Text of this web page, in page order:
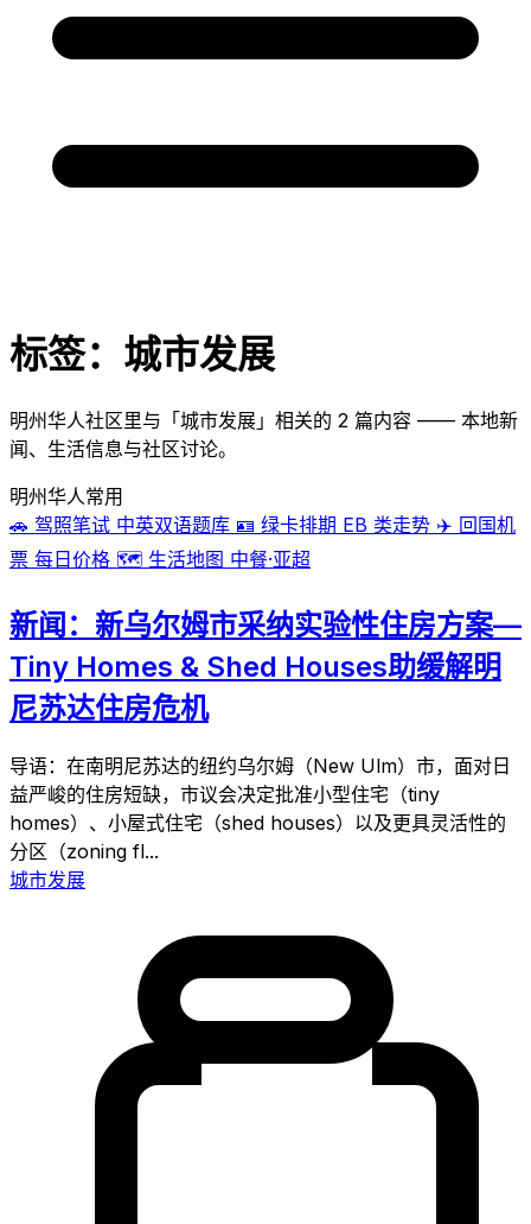
标签：城市发展
明州华人社区里与「城市发展」相关的 2 篇内容 —— 本地新
闻、生活信息与社区讨论。
明州华人常用
🚗 驾照笔试 中英双语题库 🪪 绿卡排期 EB 类走势 ✈️ 回国机
票 每日价格 🗺️ 生活地图 中餐·亚超
新闻：新乌尔姆市采纳实验性住房方案—
Tiny Homes & Shed Houses助缓解明
尼苏达住房危机
导语：在南明尼苏达的纽约乌尔姆（New Ulm）市，面对日
益严峻的住房短缺，市议会决定批准小型住宅（tiny
homes）、小屋式住宅（shed houses）以及更具灵活性的
分区（zoning fl...
城市发展